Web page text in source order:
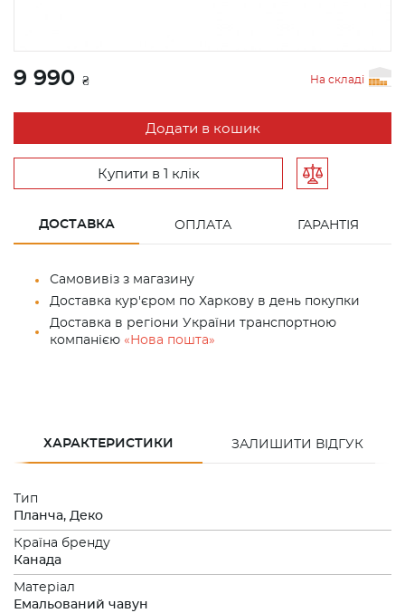
9 990 ₴ На складі
Додати в кошик
Купити в 1 клік
ДОСТАВКА ОПЛАТА ГАРАНТІЯ
Самовивіз з магазину
Доставка кур'єром по Харкову в день покупки
Доставка в регіони України транспортною
компанією «Нова пошта»
ХАРАКТЕРИСТИКИ ЗАЛИШИТИ ВІДГУК
Тип
Планча, Деко
Країна бренду
Канада
Матеріал
Емальований чавун